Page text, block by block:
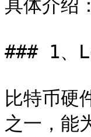
具体介绍：
### 1、
比特币硬
之一，能